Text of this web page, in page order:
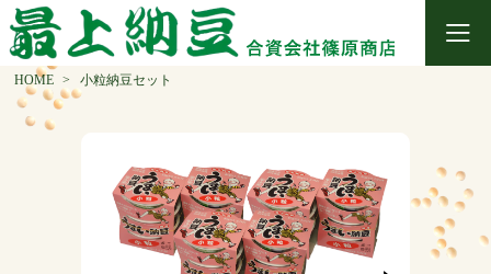
HOME 小粒納豆セット